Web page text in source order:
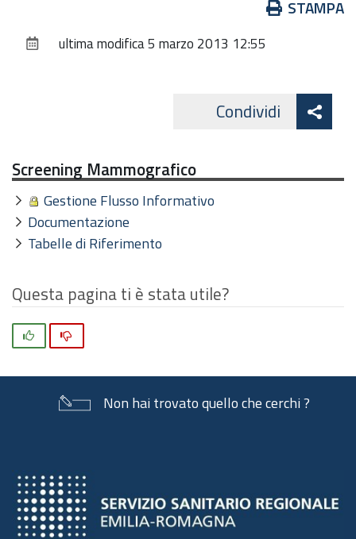
documento
STAMPA
ultima modifica5 marzo 2013 12:55
Condividi
Screening Mammografico
Gestione Flusso Informativo
Documentazione
Tabelle di Riferimento
Questa pagina ti è stata utile?
Non hai trovato quello che cerchi ?